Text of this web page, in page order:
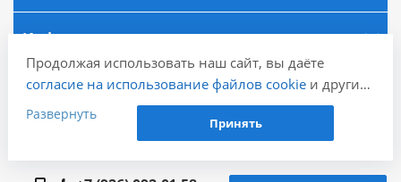
Информация
Города
Наши контакты
Продолжая использовать наш сайт, вы даёте
согласие на использование файлов cookieи других
пользовательских данных (включая IP-адрес,
сведения о местоположении, устройстве, действиях
Развернуть
Принять